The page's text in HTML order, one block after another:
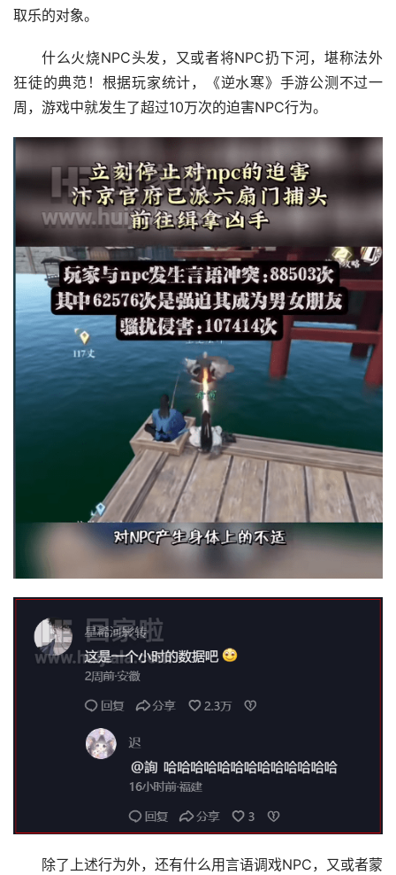
取乐的对象。
什么火烧NPC头发，又或者将NPC扔下河，堪称法外
狂徒的典范！根据玩家统计，《逆水寒》手游公测不过一
周，游戏中就发生了超过10万次的迫害NPC行为。
除了上述行为外，还有什么用言语调戏NPC，又或者蒙